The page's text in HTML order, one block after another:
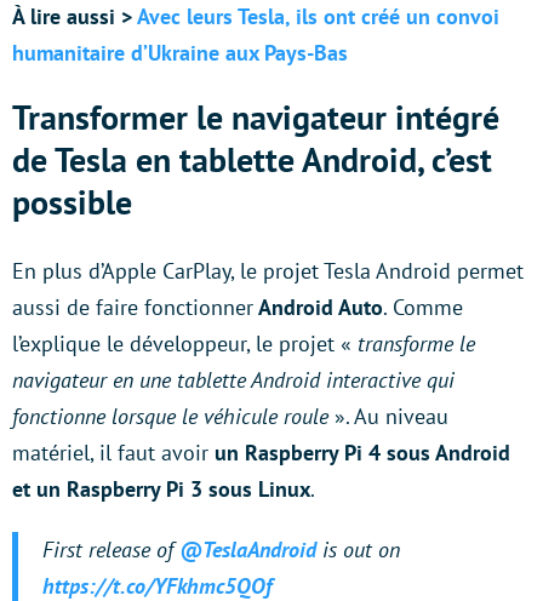
À lire aussi >Avec leurs Tesla, ils ont créé un convoi
humanitaire d’Ukraine aux Pays-Bas
Transformer le navigateur intégré
de Tesla en tablette Android, c’est
possible
En plus d’Apple CarPlay, le projet Tesla Android permet
aussi de faire fonctionnerAndroid Auto. Comme
l’explique le développeur, le projet « transforme le
navigateur en une tablette Android interactive qui
fonctionne lorsque le véhicule roule». Au niveau
matériel, il faut avoir un Raspberry Pi 4 sous Android
et un Raspberry Pi 3 sous Linux.
First release of@TeslaAndroidis out on
https://t.co/YFkhmc5QOf